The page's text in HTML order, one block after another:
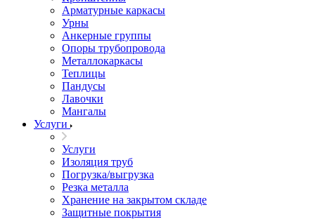
Арматурные каркасы
Урны
Анкерные группы
Опоры трубопровода
Металлокаркасы
Теплицы
Пандусы
Лавочки
Мангалы
Услуги
Услуги
Изоляция труб
Погрузка/выгрузка
Резка металла
Хранение на закрытом складе
Защитные покрытия